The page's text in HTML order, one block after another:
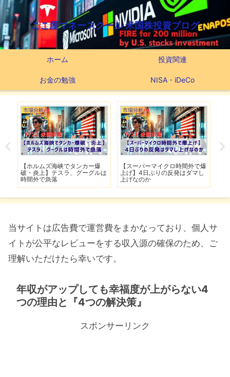
ここ屋マネースクール 米国株投資ブログ
ホーム 投資関連
お金の勉強 NISA・iDeCo
市場分析
【ホルムズ海峡でタンカー爆
破・炎上】テスラ、グーグルは
時間外で急落
市場分析
【スーパーマイクロ時間外で爆
上げ】4日ぶりの反発はダマし
上げなのか
当サイトは広告費で運営費をまかなっており、個人サ
イトが公平なレビューをする収入源の確保のため、ご
理解いただけたら幸いです。
年収がアップしても幸福度が上がらない4
つの理由と『4つの解決策』
スポンサーリンク